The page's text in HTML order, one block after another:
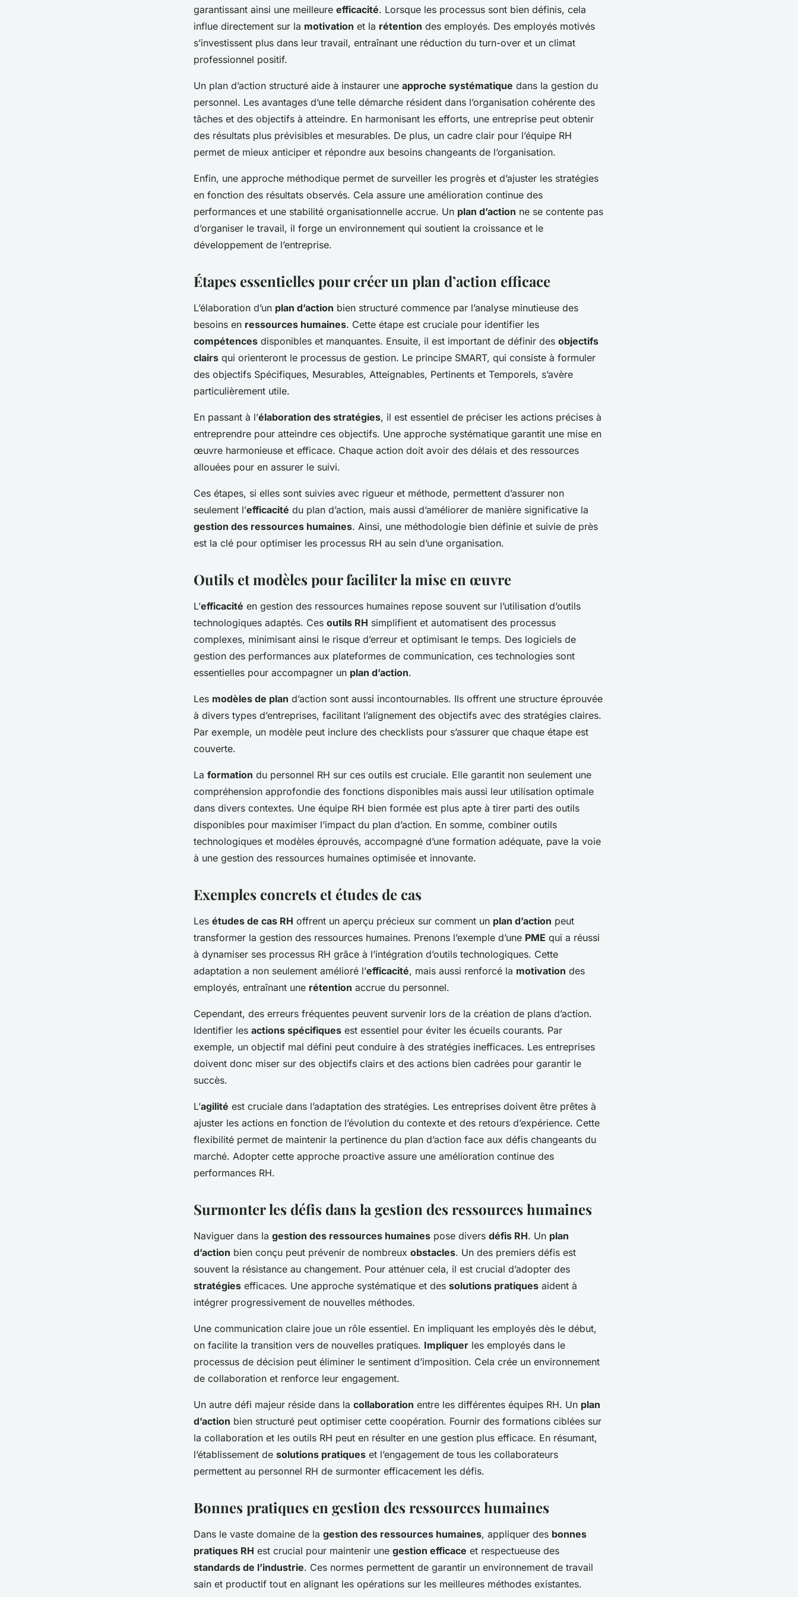
garantissant ainsi une meilleure efficacité. Lorsque les processus sont bien définis, cela
influe directement sur la motivation et la rétention des employés. Des employés motivés
s’investissent plus dans leur travail, entraînant une réduction du turn-over et un climat
professionnel positif.
Un plan d’action structuré aide à instaurer une approche systématique dans la gestion du
personnel. Les avantages d’une telle démarche résident dans l’organisation cohérente des
tâches et des objectifs à atteindre. En harmonisant les efforts, une entreprise peut obtenir
des résultats plus prévisibles et mesurables. De plus, un cadre clair pour l’équipe RH
permet de mieux anticiper et répondre aux besoins changeants de l’organisation.
Enfin, une approche méthodique permet de surveiller les progrès et d’ajuster les stratégies
en fonction des résultats observés. Cela assure une amélioration continue des
performances et une stabilité organisationnelle accrue. Un plan d’action ne se contente pas
d’organiser le travail, il forge un environnement qui soutient la croissance et le
développement de l’entreprise.
Étapes essentielles pour créer un plan d’action efficace
L’élaboration d’un plan d’action bien structuré commence par l’analyse minutieuse des
besoins en ressources humaines. Cette étape est cruciale pour identifier les
compétences disponibles et manquantes. Ensuite, il est important de définir des objectifs
clairs qui orienteront le processus de gestion. Le principe SMART, qui consiste à formuler
des objectifs Spécifiques, Mesurables, Atteignables, Pertinents et Temporels, s’avère
particulièrement utile.
En passant à l’élaboration des stratégies, il est essentiel de préciser les actions précises à
entreprendre pour atteindre ces objectifs. Une approche systématique garantit une mise en
œuvre harmonieuse et efficace. Chaque action doit avoir des délais et des ressources
allouées pour en assurer le suivi.
Ces étapes, si elles sont suivies avec rigueur et méthode, permettent d’assurer non
seulement l’efficacité du plan d’action, mais aussi d’améliorer de manière significative la
gestion des ressources humaines. Ainsi, une méthodologie bien définie et suivie de près
est la clé pour optimiser les processus RH au sein d’une organisation.
Outils et modèles pour faciliter la mise en œuvre
L’efficacité en gestion des ressources humaines repose souvent sur l’utilisation d’outils
technologiques adaptés. Ces outils RH simplifient et automatisent des processus
complexes, minimisant ainsi le risque d’erreur et optimisant le temps. Des logiciels de
gestion des performances aux plateformes de communication, ces technologies sont
essentielles pour accompagner un plan d’action.
Les modèles de plan d’action sont aussi incontournables. Ils offrent une structure éprouvée
à divers types d’entreprises, facilitant l’alignement des objectifs avec des stratégies claires.
Par exemple, un modèle peut inclure des checklists pour s’assurer que chaque étape est
couverte.
La formation du personnel RH sur ces outils est cruciale. Elle garantit non seulement une
compréhension approfondie des fonctions disponibles mais aussi leur utilisation optimale
dans divers contextes. Une équipe RH bien formée est plus apte à tirer parti des outils
disponibles pour maximiser l’impact du plan d’action. En somme, combiner outils
technologiques et modèles éprouvés, accompagné d’une formation adéquate, pave la voie
à une gestion des ressources humaines optimisée et innovante.
Exemples concrets et études de cas
Les études de cas RH offrent un aperçu précieux sur comment un plan d’action peut
transformer la gestion des ressources humaines. Prenons l’exemple d’une PME qui a réussi
à dynamiser ses processus RH grâce à l’intégration d’outils technologiques. Cette
adaptation a non seulement amélioré l’efficacité, mais aussi renforcé la motivation des
employés, entraînant une rétention accrue du personnel.
Cependant, des erreurs fréquentes peuvent survenir lors de la création de plans d’action.
Identifier les actions spécifiques est essentiel pour éviter les écueils courants. Par
exemple, un objectif mal défini peut conduire à des stratégies inefficaces. Les entreprises
doivent donc miser sur des objectifs clairs et des actions bien cadrées pour garantir le
succès.
L’agilité est cruciale dans l’adaptation des stratégies. Les entreprises doivent être prêtes à
ajuster les actions en fonction de l’évolution du contexte et des retours d’expérience. Cette
flexibilité permet de maintenir la pertinence du plan d’action face aux défis changeants du
marché. Adopter cette approche proactive assure une amélioration continue des
performances RH.
Surmonter les défis dans la gestion des ressources humaines
Naviguer dans la gestion des ressources humaines pose divers défis RH. Un plan
d’action bien conçu peut prévenir de nombreux obstacles. Un des premiers défis est
souvent la résistance au changement. Pour atténuer cela, il est crucial d’adopter des
stratégies efficaces. Une approche systématique et des solutions pratiques aident à
intégrer progressivement de nouvelles méthodes.
Une communication claire joue un rôle essentiel. En impliquant les employés dès le début,
on facilite la transition vers de nouvelles pratiques. Impliquer les employés dans le
processus de décision peut éliminer le sentiment d’imposition. Cela crée un environnement
de collaboration et renforce leur engagement.
Un autre défi majeur réside dans la collaboration entre les différentes équipes RH. Un plan
d’action bien structuré peut optimiser cette coopération. Fournir des formations ciblées sur
la collaboration et les outils RH peut en résulter en une gestion plus efficace. En résumant,
l’établissement de solutions pratiques et l’engagement de tous les collaborateurs
permettent au personnel RH de surmonter efficacement les défis.
Bonnes pratiques en gestion des ressources humaines
Dans le vaste domaine de la gestion des ressources humaines, appliquer des bonnes
pratiques RH est crucial pour maintenir une gestion efficace et respectueuse des
standards de l’industrie. Ces normes permettent de garantir un environnement de travail
sain et productif tout en alignant les opérations sur les meilleures méthodes existantes.